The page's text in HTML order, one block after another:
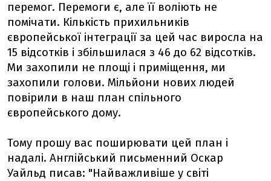
перемог. Перемоги є, але її воліють не
помічати. Кількість прихильників
європейської інтеграції за цей час виросла на
15 відсотків і збільшилася з 46 до 62 відсотків.
Ми захопили не площі і приміщення, ми
захопили голови. Мільйони нових людей
повірили в наш план спільного
європейського дому.
Тому прошу вас поширювати цей план і
надалі. Англійський письменний Оскар
Уайльд писав: "Найважливіше у світі